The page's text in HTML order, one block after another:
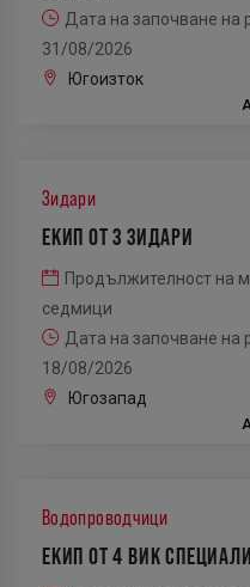
Дата на започване на
31/08/2026
Югоизток
Зидари
ЕКИП ОТ 3 ЗИДАРИ
Продължителност на
седмици
Дата на започване на
18/08/2026
Югозапад
Водопроводчици
ЕКИП ОТ 4 ВИК